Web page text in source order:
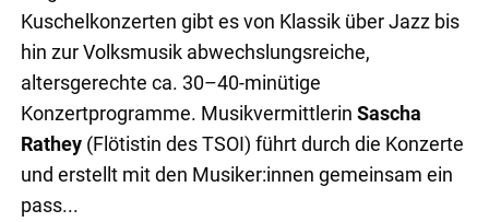
Kuschelkonzerten gibt es von Klassik über Jazz bis
hin zur Volksmusik abwechslungsreiche,
altersgerechte ca. 30–40-minütige
Konzertprogramme. Musikvermittlerin Sascha
Rathey (Flötistin des TSOI) führt durch die Konzerte
und erstellt mit den Musiker:innen gemeinsam ein
pass...